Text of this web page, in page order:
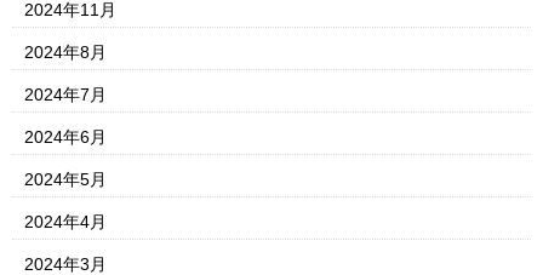
2024年11月
2024年8月
2024年7月
2024年6月
2024年5月
2024年4月
2024年3月